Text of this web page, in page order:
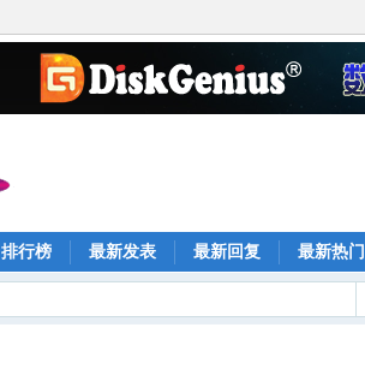
排行榜 最新发表 最新回复 最新热门